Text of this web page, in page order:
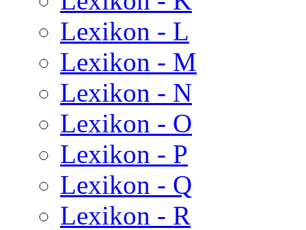
Lexikon - L
Lexikon - M
Lexikon - N
Lexikon - O
Lexikon - P
Lexikon - Q
Lexikon - R